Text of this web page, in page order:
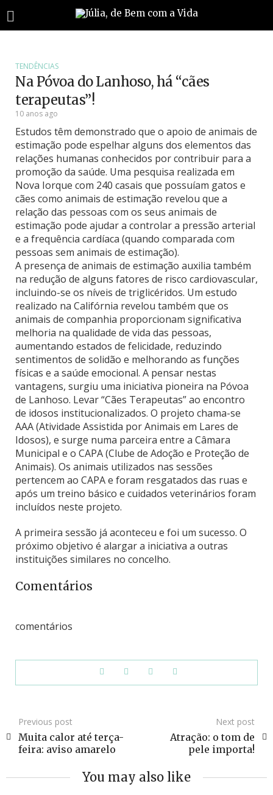
TENDÊNCIAS
Na Póvoa do Lanhoso, há “cães
terapeutas”!
10 anos ago
Estudos têm demonstrado que o apoio de animais de
estimação pode espelhar alguns dos elementos das
relações humanas conhecidos por contribuir para a
promoção da saúde. Uma pesquisa realizada em
Nova Iorque com 240 casais que possuíam gatos e
cães como animais de estimação revelou que a
relação das pessoas com os seus animais de
estimação pode ajudar a controlar a pressão arterial
e a frequência cardíaca (quando comparada com
pessoas sem animais de estimação).
A presença de animais de estimação auxilia também
na redução de alguns fatores de risco cardiovascular,
incluindo-se os níveis de triglicéridos. Um estudo
realizado na Califórnia revelou também que os
animais de companhia proporcionam significativa
melhoria na qualidade de vida das pessoas,
aumentando estados de felicidade, reduzindo
sentimentos de solidão e melhorando as funções
físicas e a saúde emocional. A pensar nestas
vantagens, surgiu uma iniciativa pioneira na Póvoa
de Lanhoso. Levar “Cães Terapeutas” ao encontro
de idosos institucionalizados. O projeto chama-se
AAA (Atividade Assistida por Animais em Lares de
Idosos), e surge numa parceira entre a Câmara
Municipal e o CAPA (Clube de Adoção e Proteção de
Animais). Os animais utilizados nas sessões
pertencem ao CAPA e foram resgatados das ruas e
após um treino básico e cuidados veterinários foram
incluídos neste projeto.
A primeira sessão já aconteceu e foi um sucesso. O
próximo objetivo é alargar a iniciativa a outras
instituições similares no concelho.
Comentários
comentários
Previous post
Muita calor até terça-
feira: aviso amarelo
Next post
Atração: o tom de
pele importa!
You may also like